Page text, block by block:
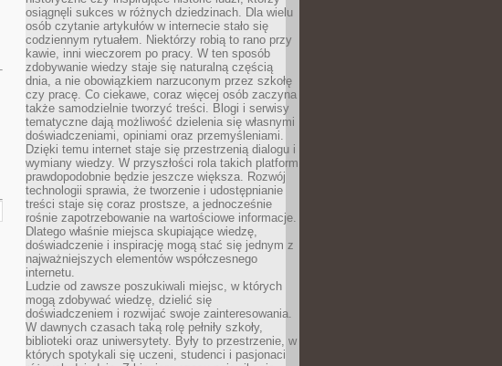
osiągnęli sukces w różnych dziedzinach. Dla wielu
osób czytanie artykułów w internecie stało się
codziennym rytuałem. Niektórzy robią to rano przy
kawie, inni wieczorem po pracy. W ten sposób
zdobywanie wiedzy staje się naturalną częścią
dnia, a nie obowiązkiem narzuconym przez szkołę
czy pracę. Co ciekawe, coraz więcej osób zaczyna
także samodzielnie tworzyć treści. Blogi i serwisy
tematyczne dają możliwość dzielenia się własnymi
doświadczeniami, opiniami oraz przemyśleniami.
Dzięki temu internet staje się przestrzenią dialogu i
wymiany wiedzy. W przyszłości rola takich platform
prawdopodobnie będzie jeszcze większa. Rozwój
technologii sprawia, że tworzenie i udostępnianie
treści staje się coraz prostsze, a jednocześnie
rośnie zapotrzebowanie na wartościowe informacje.
Dlatego właśnie miejsca skupiające wiedzę,
doświadczenie i inspirację mogą stać się jednym z
najważniejszych elementów współczesnego
internetu.
Ludzie od zawsze poszukiwali miejsc, w których
mogą zdobywać wiedzę, dzielić się
doświadczeniem i rozwijać swoje zainteresowania.
W dawnych czasach taką rolę pełniły szkoły,
biblioteki oraz uniwersytety. Były to przestrzenie, w
których spotykali się uczeni, studenci i pasjonaci